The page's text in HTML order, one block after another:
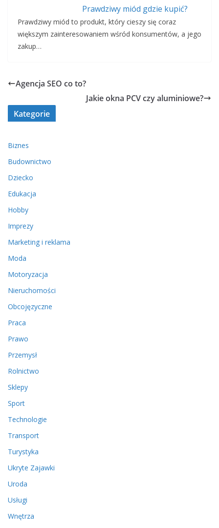
Prawdziwy miód gdzie kupić?
Prawdziwy miód to produkt, który cieszy się coraz
większym zainteresowaniem wśród konsumentów, a jego
zakup…
Agencja SEO co to?
Jakie okna PCV czy aluminiowe?
Kategorie
Biznes
Budownictwo
Dziecko
Edukacja
Hobby
Imprezy
Marketing i reklama
Moda
Motoryzacja
Nieruchomości
Obcojęzyczne
Praca
Prawo
Przemysł
Rolnictwo
Sklepy
Sport
Technologie
Transport
Turystyka
Ukryte Zajawki
Uroda
Usługi
Wnętrza